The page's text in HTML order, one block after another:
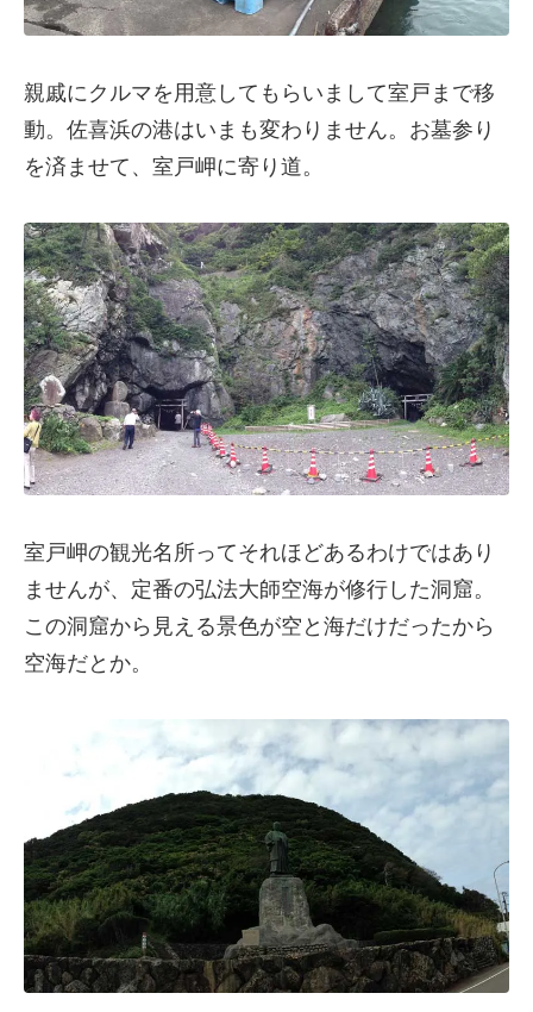
親戚にクルマを用意してもらいまして室戸まで移
動。佐喜浜の港はいまも変わりません。お墓参り
を済ませて、室戸岬に寄り道。
室戸岬の観光名所ってそれほどあるわけではあり
ませんが、定番の弘法大師空海が修行した洞窟。
この洞窟から見える景色が空と海だけだったから
空海だとか。